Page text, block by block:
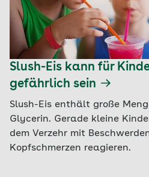
Slush-Eis kann für
gefährlich sein
Slush-Eis enthält große
Glycerin. Gerade kleine
dem Verzehr mit
Kopfschmerzen reagieren.